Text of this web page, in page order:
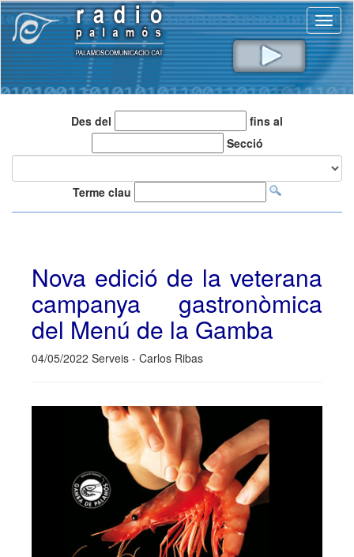
Des del
fins al
Secció
Terme clau
Nova edició de la veterana
campanya gastronòmica
del Menú de la Gamba
04/05/2022 Serveis - Carlos Ribas